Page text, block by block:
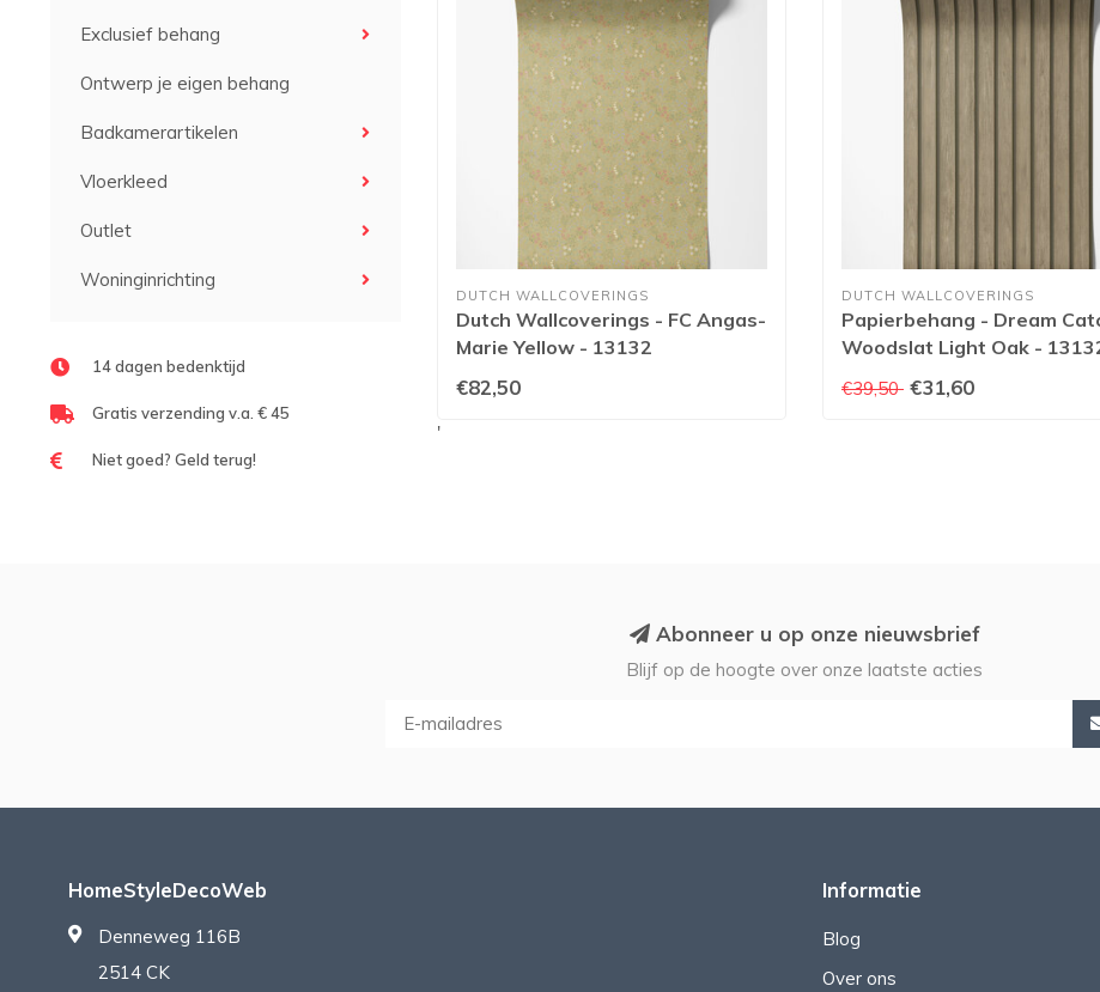
Exclusief behang
Ontwerp je eigen behang
Badkamerartikelen
Vloerkleed
Outlet
Woninginrichting
14 dagen bedenktijd
Gratis verzending v.a. € 45
Niet goed? Geld terug!
DUTCH WALLCOVERINGS
Dutch Wallcoverings - FC Angas-
Marie Yellow - 13132
€82,50
DUTCH WALLCOVERINGS
Papierbehang - Dream
Woodslat Light Oak -
€39,50 €31,60
'
Abonneer u op onze nieuwsbrief
Blijf op de hoogte over onze laatste acties
HomeStyleDecoWeb
Denneweg 116B
2514 CK
Informatie
Blog
Over ons